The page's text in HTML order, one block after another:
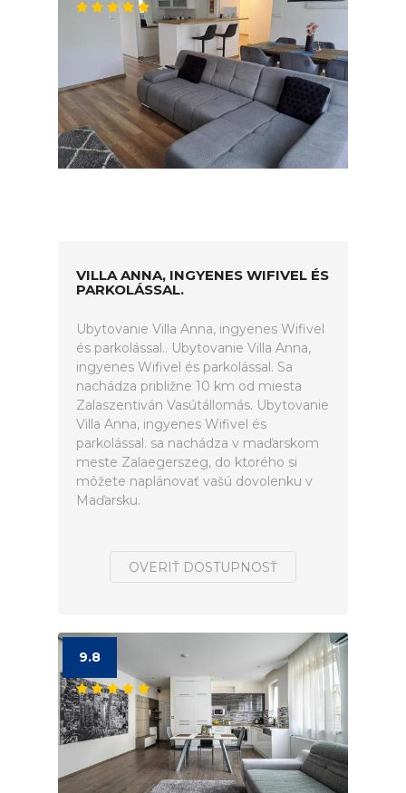
VILLA ANNA, INGYENES WIFIVEL ÉS
PARKOLÁSSAL.
Ubytovanie Villa Anna, ingyenes Wifivel
és parkolással.. Ubytovanie Villa Anna,
ingyenes Wifivel és parkolással. Sa
nachádza približne 10 km od miesta
Zalaszentiván Vasútállomás. Ubytovanie
Villa Anna, ingyenes Wifivel és
parkolással. sa nachádza v maďarskom
meste Zalaegerszeg, do ktorého si
môžete naplánovať vašú dovolenku v
Maďarsku.
OVERIŤ DOSTUPNOSŤ
9.8